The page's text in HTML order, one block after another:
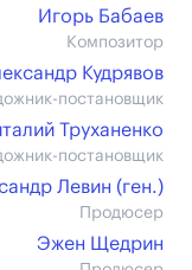
Игорь Бабаев
Композитор
Кудрявов
постановщик
Труханенко
постановщик
Левин (ген.)
Продюсер
Эжен Щедрин